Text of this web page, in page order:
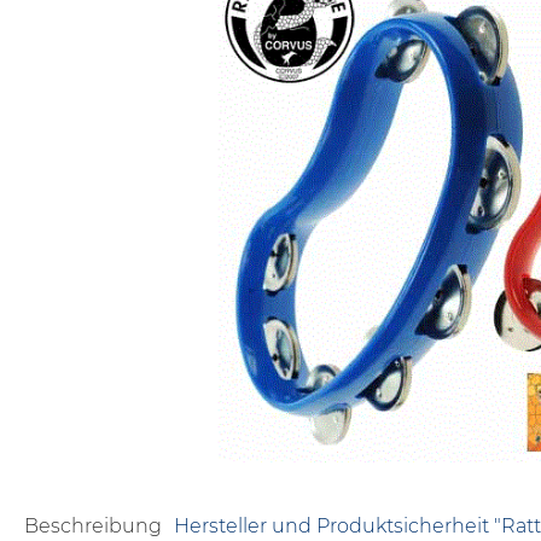
Beschreibung Hersteller und Produktsicherheit